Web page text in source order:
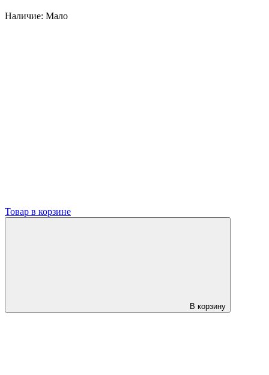
Наличие: Мало
Товар в корзине
В корзину